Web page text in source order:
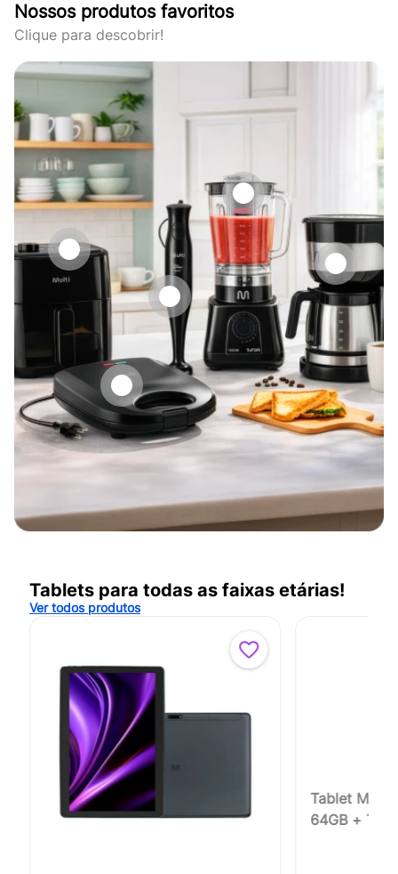
Nossos produtos favoritos
Clique para descobrir!
Tablets para todas as faixas etárias!
Ver todos produtos
Tablet M8
64GB +